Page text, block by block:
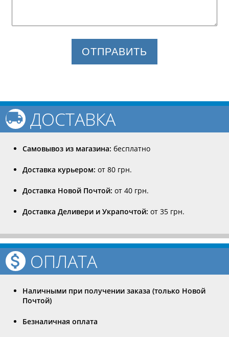
ОТПРАВИТЬ
ДОСТАВКА
Самовывоз из магазина: бесплатно
Доставка курьером: от 80 грн.
Доставка Новой Почтой: от 40 грн.
Доставка Деливери и Украпочтой: от 35 грн.
ОПЛАТА
Наличными при получении заказа (только Новой
Почтой)
Безналичная оплата